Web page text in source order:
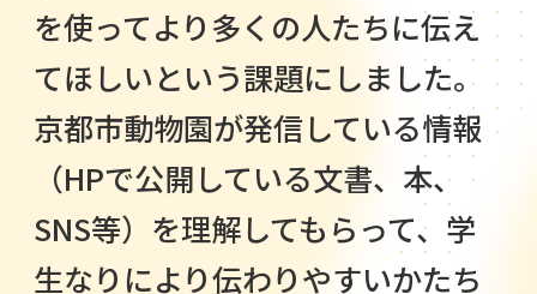
を使ってより多くの人たちに伝え
てほしいという課題にしました。
京都市動物園が発信している情報
（HPで公開している文書、本、
SNS等）を理解してもらって、学
生なりにより伝わりやすいかたち